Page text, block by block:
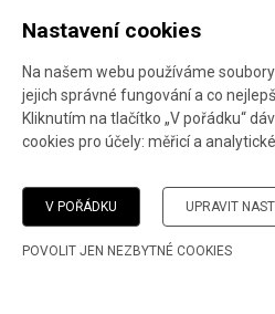
Nastavení cookies
Na našem webu používáme
jejich správné fungování a co
Kliknutím na tlačítko „V pořádku“
cookies pro účely: měřicí a analytické
V POŘÁDKU UPRAVIT
POVOLIT JEN NEZBYTNÉ COOKIES
Projekt ve spolupráci Národního
Janáčea Ústavu pro studium
Pokud jste narazili na chybu,
vědět.